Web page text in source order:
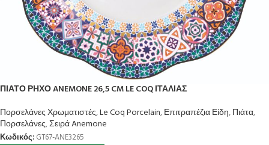
ΠΙΑΤΟ ΡΗΧΟ ANEMONE 26,5 CM LE COQ ΙΤΑΛΙΑΣ
Πορσελάνες Χρωματιστές,Le Coq Porcelain,Επιτραπέζια Είδη,Πιάτα,
Πορσελάνες,Σειρά Anemone
Κωδικός: GT67-ANE3265